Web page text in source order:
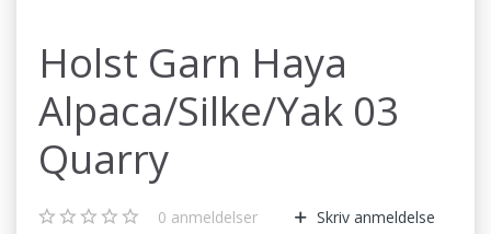
Holst Garn Haya
Alpaca/Silke/Yak 03
Quarry
0 anmeldelser Skriv anmeldelse